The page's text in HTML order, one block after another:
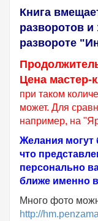
Книга
разворотов
развороте
Цена мастер-
при таком
может. Для
например, на
Желания могут
что
персонально
ближе именно
Много фото
http://